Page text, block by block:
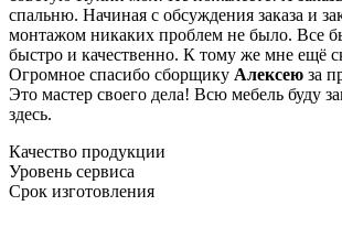
спальню. Начиная с обсуждения заказа и
монтажом никаких проблем не было. Все
быстро и качественно. К тому же мне ещё
Огромное спасибо сборщику Алексею за
Это мастер своего дела! Всю мебель буду
здесь.
Качество продукции
Уровень сервиса
Срок изготовления